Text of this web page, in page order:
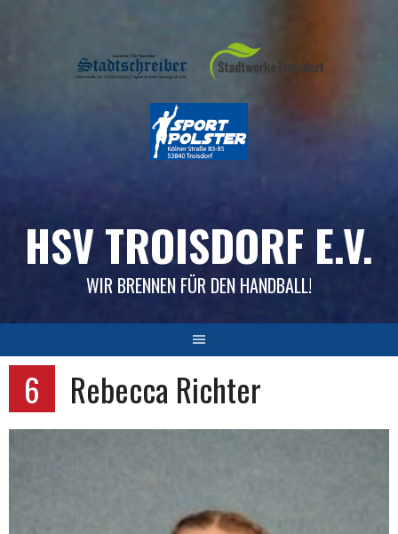
HSV TROISDORF E.V.
WIR BRENNEN FÜR DEN HANDBALL!
6 Rebecca Richter